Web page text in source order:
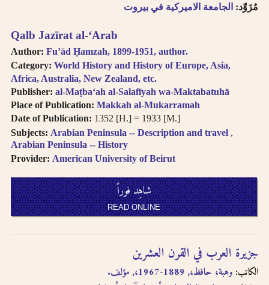
Qalb Jazīrat al-ʻArab
Author: Fuʼād Ḥamzah, 1899-1951, author.
Category: World History and History of Europe, Asia,
Africa, Australia, New Zealand, etc.
Publisher: al-Maṭbaʻah al-Salafīyah wa-Maktabatuhā
Place of Publication: Makkah al-Mukarramah
Date of Publication: 1352 [H.] = 1933 [M.]
Subjects: Arabian Peninsula -- Description and travel
Arabian Peninsula -- History
Provider: American University of Beirut
شاهِد فوراً
READ ONLINE
مُزَوِّد: الجامعة الاميركية في بيروت
جزيرة العرب في القرن العشرين
الكاتب: وهبة، حافظ،, 1889-1967،, مؤلف.